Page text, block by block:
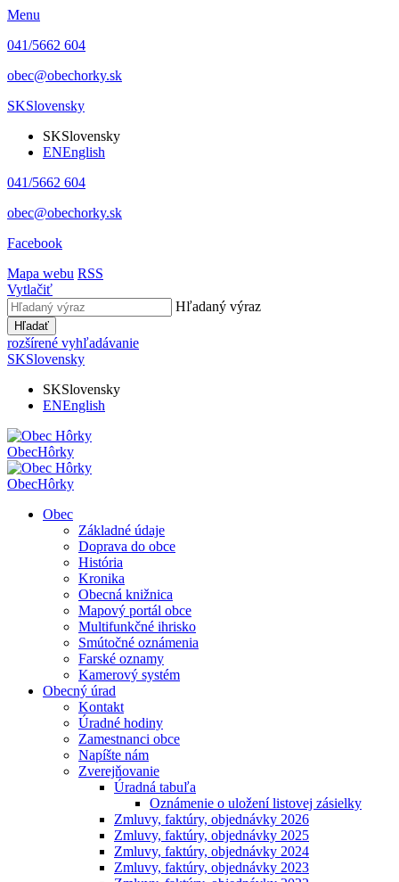
Menu
041/5662 604
obec@obechorky.sk
SKSlovensky
SKSlovensky
ENEnglish
041/5662 604
obec@obechorky.sk
Facebook
Mapa webu RSS
Vytlačiť
Hľadaný výraz
Hľadať
rozšírené vyhľadávanie
SKSlovensky
SKSlovensky
ENEnglish
ObecHôrky
ObecHôrky
Obec
Základné údaje
Doprava do obce
História
Kronika
Obecná knižnica
Mapový portál obce
Multifunkčné ihrisko
Smútočné oznámenia
Farské oznamy
Kamerový systém
Obecný úrad
Kontakt
Úradné hodiny
Zamestnanci obce
Napíšte nám
Zverejňovanie
Úradná tabuľa
Oznámenie o uložení listovej zásielky
Zmluvy, faktúry, objednávky 2026
Zmluvy, faktúry, objednávky 2025
Zmluvy, faktúry, objednávky 2024
Zmluvy, faktúry, objednávky 2023